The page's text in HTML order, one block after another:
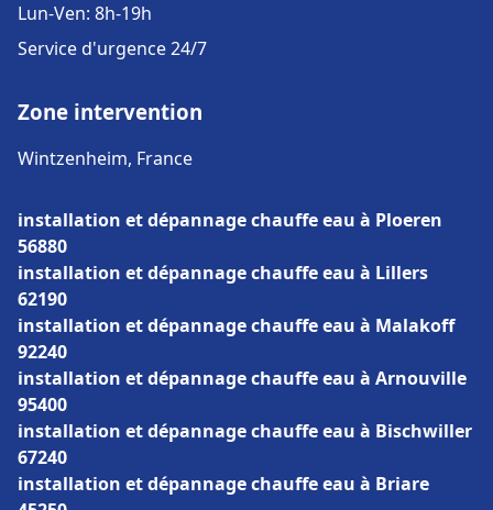
Lun-Ven: 8h-19h
Service d'urgence 24/7
Zone intervention
Wintzenheim, France
installation et dépannage chauffe eau à Ploeren
56880
installation et dépannage chauffe eau à Lillers
62190
installation et dépannage chauffe eau à Malakoff
92240
installation et dépannage chauffe eau à Arnouville
95400
installation et dépannage chauffe eau à Bischwiller
67240
installation et dépannage chauffe eau à Briare